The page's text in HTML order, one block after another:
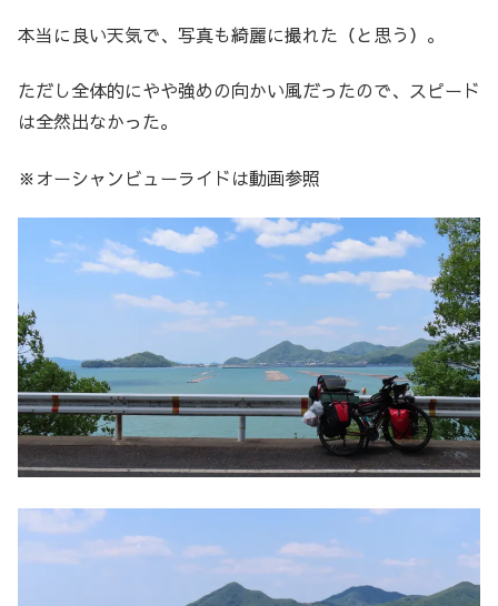
本当に良い天気で、写真も綺麗に撮れた（と思う）。
ただし全体的にやや強めの向かい風だったので、スピード
は全然出なかった。
※オーシャンビューライドは動画参照